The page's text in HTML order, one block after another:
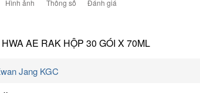
Hình ảnh Thông số Đánh giá
AE RAK HỘP 30 GÓI X 70ML
Jang KGC